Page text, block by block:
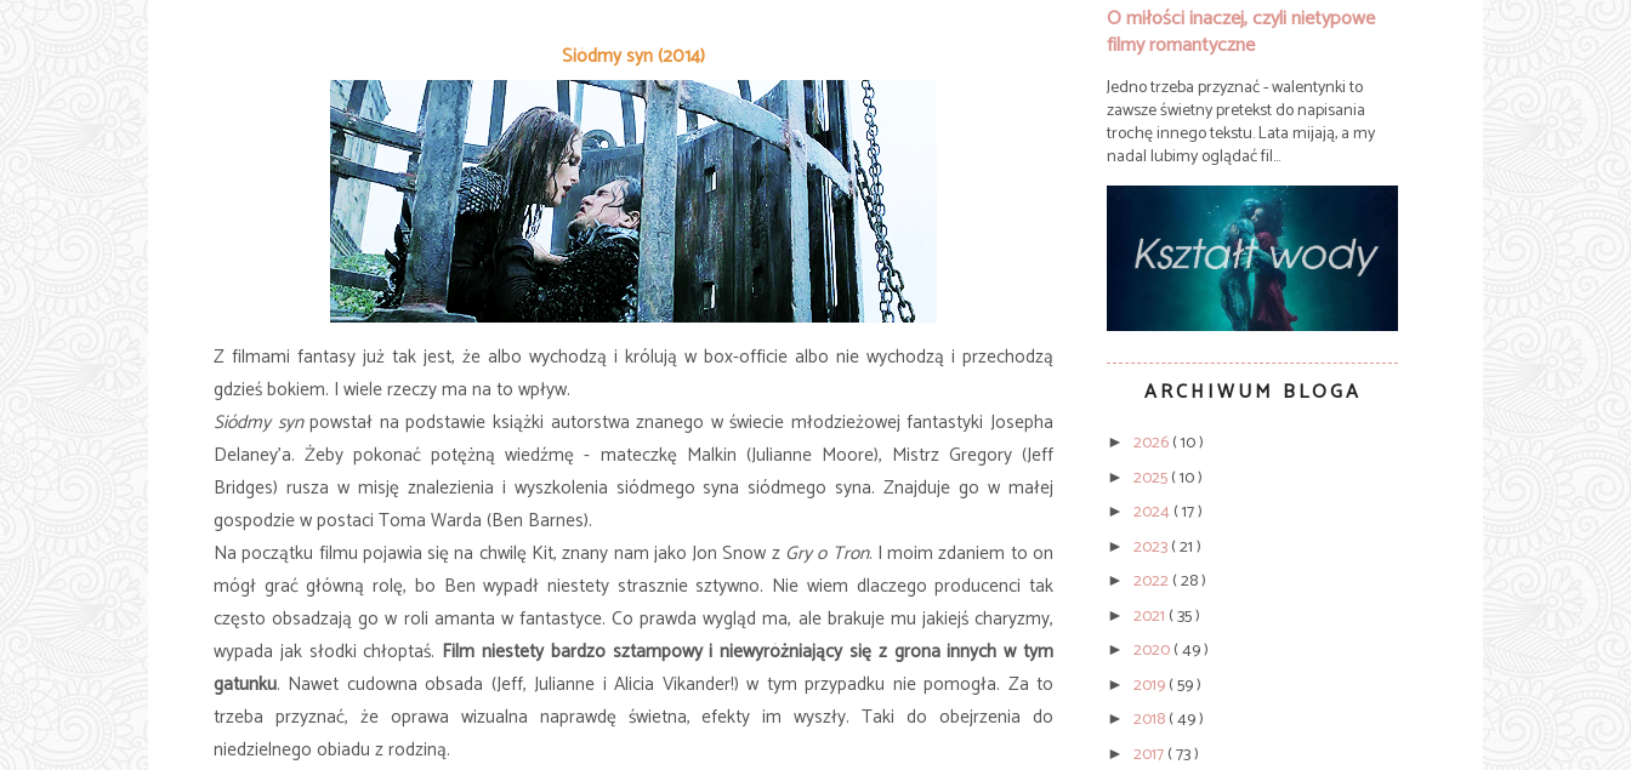
Siódmy syn (2014)
Z filmami fantasy już tak jest, że albo wychodzą i królują w box-officie albo nie wychodzą i przechodzą
gdzieś bokiem. I wiele rzeczy ma na to wpływ.
Siódmy synpowstał na podstawie książki autorstwa znanego w świecie młodzieżowej fantastyki Josepha
Delaney'a. Żeby pokonać potężną wiedźmę - mateczkę Malkin (Julianne Moore), Mistrz Gregory (Jeff
Bridges) rusza w misję znalezienia i wyszkolenia siódmego syna siódmego syna. Znajduje go w małej
gospodzie w postaci Toma Warda (Ben Barnes).
Na początku filmu pojawia się na chwilę Kit, znany nam jako Jon Snow z Gry o Tron. I moim zdaniem to on
mógł grać główną rolę, bo Ben wypadł niestety strasznie sztywno. Nie wiem dlaczego producenci tak
często obsadzają go w roli amanta w fantastyce. Co prawda wygląd ma, ale brakuje mu jakiejś charyzmy,
wypada jak słodki chłoptaś. Film niestety bardzo sztampowy i niewyróżniający się z grona innych w tym
gatunku. Nawet cudowna obsada (Jeff, Julianne i Alicia Vikander!) w tym przypadku nie pomogła. Za to
trzeba przyznać, że oprawa wizualna naprawdę świetna, efekty im wyszły. Taki do obejrzenia do
niedzielnego obiadu z rodziną.
O miłości inaczej, czyli nietypowe
filmy romantyczne
Jedno trzeba przyznać - walentynki to
zawsze świetny pretekst do napisania
trochę innego tekstu. Lata mijają, a my
nadal lubimy oglądać fil...
ARCHIWUM BLOGA
► 2026( 10 )
► 2025( 10 )
► 2024( 17 )
► 2023( 21 )
► 2022( 28 )
► 2021 ( 35 )
► 2020( 49 )
► 2019( 59 )
► 2018( 49 )
► 2017( 73 )